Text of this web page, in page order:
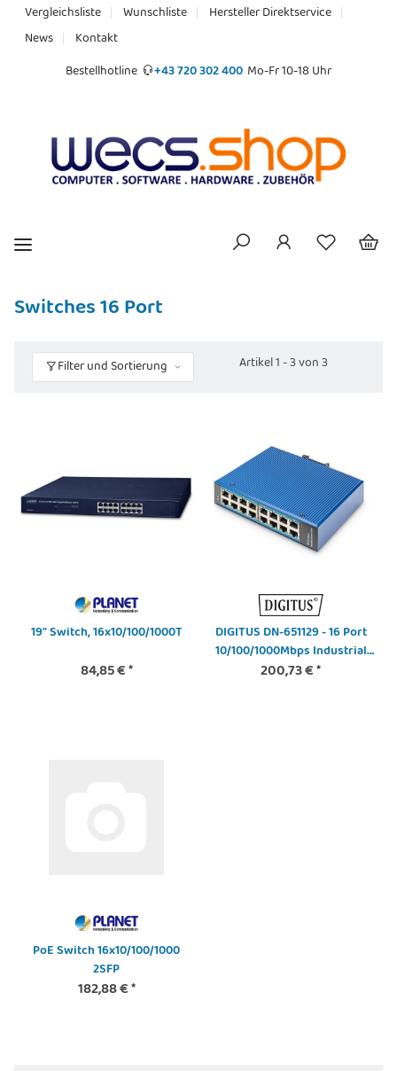
Vergleichsliste Wunschliste
Hersteller Direktservice
News
Kontakt
Bestellhotline
+43 720 302 400 Mo-Fr 10-18 Uhr
Switches 16 Port
Filter und Sortierung Artikel 1 - 3 von 3
19" Switch, 16x10/100/1000T
84,85 €*
DIGITUS DN-651129 - 16 Port
10/100/1000Mbps Industrial
Switch Hutschienen und
200,73 €*
PoE Switch 16x10/100/1000
2SFP
182,88 €*